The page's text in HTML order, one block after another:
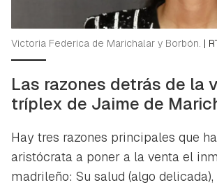
Victoria Federica de Marichalar y Borbón. |
Las razones detrás de la
tríplex de Jaime de
Hay tres razones principales que
aristócrata a poner a la venta el
madrileño: Su salud (algo